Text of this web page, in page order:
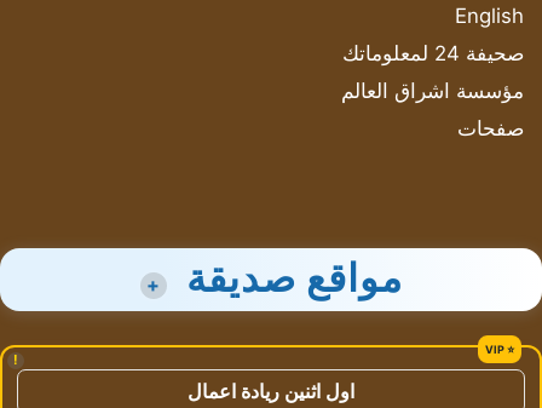
English
صحيفة 24 لمعلوماتك
مؤسسة اشراق العالم
صفحات
مواقع صديقة +
!
اول اثنين ريادة اعمال